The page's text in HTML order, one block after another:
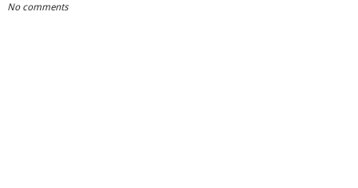
No comments